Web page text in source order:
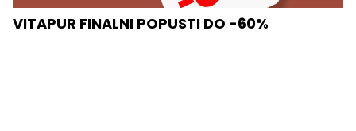
VITAPUR FINALNI POPUSTI DO -60%